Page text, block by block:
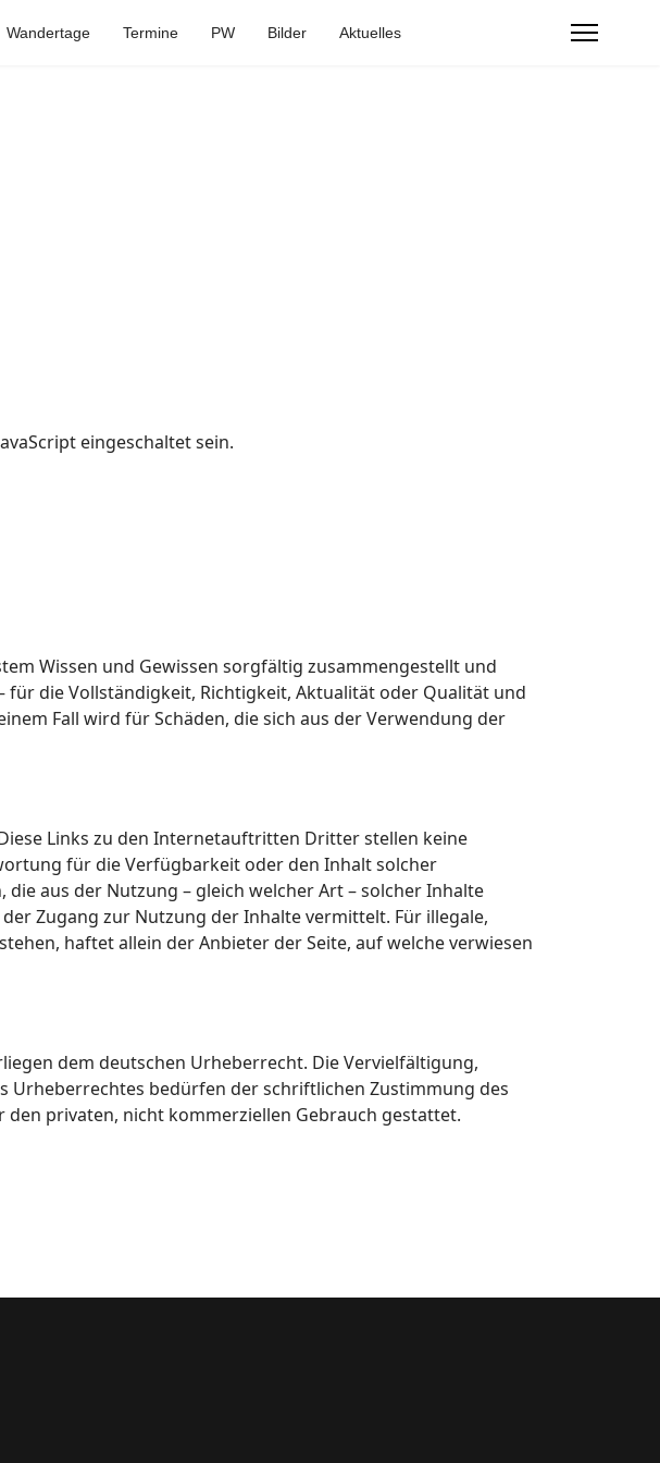
Wandertage Termine PW Bilder Aktuelles
eingeschaltet sein.
Wissen und Gewissen sorgfältig zusammengestellt und
die Vollständigkeit, Richtigkeit, Aktualität oder Qualität und
Fall wird für Schäden, die sich aus der Verwendung der
Links zu den Internetauftritten Dritter stellen keine
für die Verfügbarkeit oder den Inhalt solcher
aus der Nutzung – gleich welcher Art – solcher Inhalte
Zugang zur Nutzung der Inhalte vermittelt. Für illegale,
haftet allein der Anbieter der Seite, auf welche verwiesen
dem deutschen Urheberrecht. Die Vervielfältigung,
Urheberrechtes bedürfen der schriftlichen Zustimmung des
privaten, nicht kommerziellen Gebrauch gestattet.